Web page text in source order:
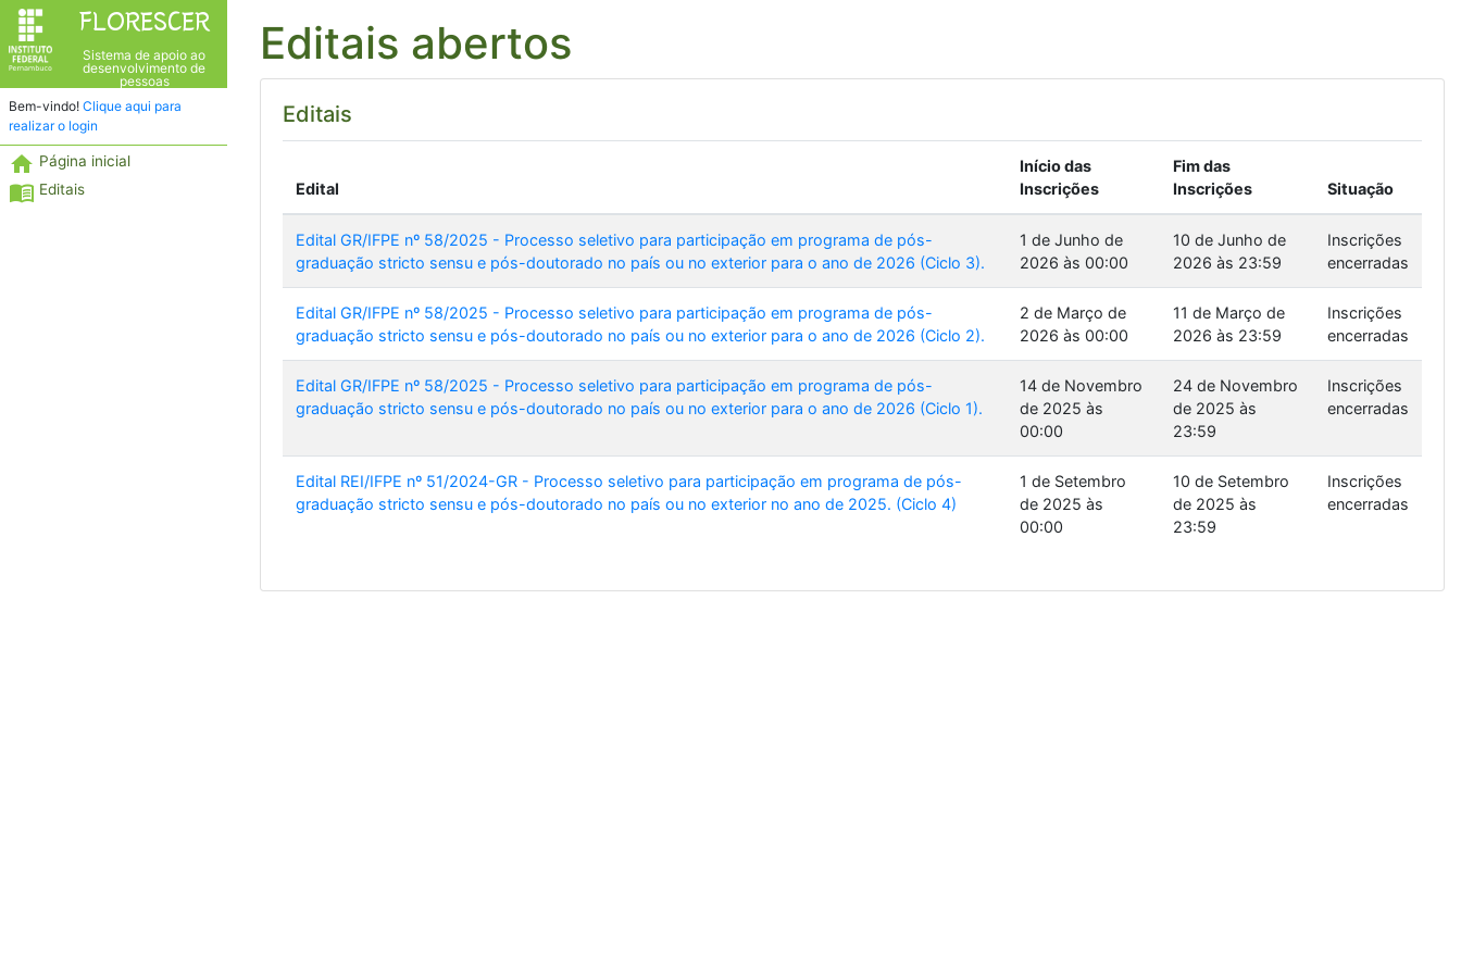
FLORESCER
Sistema de apoio ao
desenvolvimento de
pessoas
Bem-vindo! Clique aqui para
realizar o login
home Página inicial
menu_book Editais
Editais abertos
Editais
Edital
Início das
Inscrições
Fim das
Inscrições
Situação
Edital GR/IFPE nº 58/2025 - Processo seletivo para participação em programa de pós-
graduação stricto sensu e pós-doutorado no país ou no exterior para o ano de 2026 (Ciclo 3).
1 de Junho de
2026 às 00:00
10 de Junho de
2026 às 23:59
Inscrições
encerradas
Edital GR/IFPE nº 58/2025 - Processo seletivo para participação em programa de pós-
graduação stricto sensu e pós-doutorado no país ou no exterior para o ano de 2026 (Ciclo 2).
2 de Março de
2026 às 00:00
11 de Março de
2026 às 23:59
Inscrições
encerradas
Edital GR/IFPE nº 58/2025 - Processo seletivo para participação em programa de pós-
graduação stricto sensu e pós-doutorado no país ou no exterior para o ano de 2026 (Ciclo 1).
14 de Novembro
de 2025 às
00:00
24 de Novembro
de 2025 às
23:59
Inscrições
encerradas
Edital REI/IFPE nº 51/2024-GR - Processo seletivo para participação em programa de pós-
graduação stricto sensu e pós-doutorado no país ou no exterior no ano de 2025. (Ciclo 4)
1 de Setembro
de 2025 às
00:00
10 de Setembro
de 2025 às
23:59
Inscrições
encerradas